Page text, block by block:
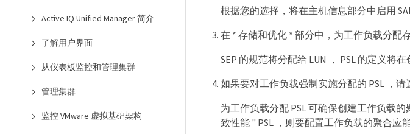
Active IQ Unified Manager 简介
了解用户界面
从仪表板监控和管理集群
管理集群
监控 VMware 虚拟基础架构
根据您的选择，将在主机信息部分中启用
在 * 存储和优化 * 部分中，为工作负载分配
SEP 的规范将分配给 LUN ， PSL 的定义将
如果要对工作负载强制实施分配的 PSL ，请
为工作负载分配 PSL 可确保创建工作负载
致性能 " PSL ，则要配置工作负载的聚合应